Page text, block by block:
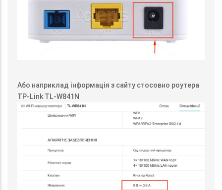
Або наприклад інформація з сайту стосовно роутера
TP-Link TL-W841N